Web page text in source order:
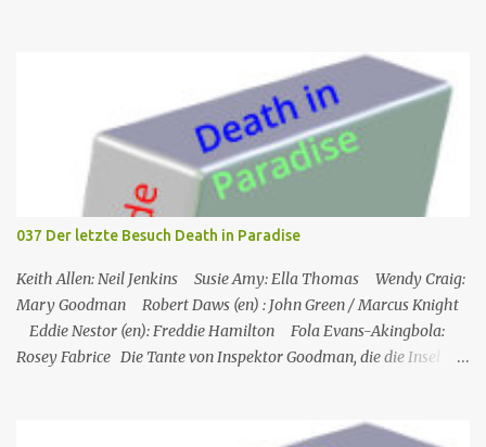
seinem Boot aufgefunden. Der Verdacht fällt zunächst auf die
Touristen, die das Boot mit seinem Steuermann am Tag des
Mordes gemietet hatten, und dann auf eine Gruppe von Touristen,
die das Boot am nächsten Tag mieten sollten. Einziges Problem:
Die Verdächtigen sind nach England zurückgekehrt. Der
Kommandant beschließt daraufhin, sein Team (mit Ausnahme von
JP) nach London zu schicken, um die Ermittlungen mit Hilfe eines
037 Der letzte Besuch Death in Paradise
Keith Allen: Neil Jenkins Susie Amy: Ella Thomas Wendy Craig:
Mary Goodman Robert Daws (en) : John Green / Marcus Knight
Eddie Nestor (en): Freddie Hamilton Fola Evans-Akingbola:
Rosey Fabrice Die Tante von Inspektor Goodman, die die Insel
er tat, als er auf die Insel kam, war, Neil Jenkins zu treffen, einen